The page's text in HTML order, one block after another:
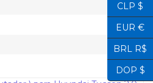
CLP $
EUR €
BRL R$
DOP $